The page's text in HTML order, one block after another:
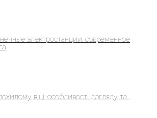
электростанции: современное
віці: особливості догляду та...